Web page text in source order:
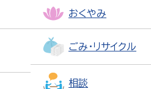
おくやみ
ごみ・リサイクル
相談